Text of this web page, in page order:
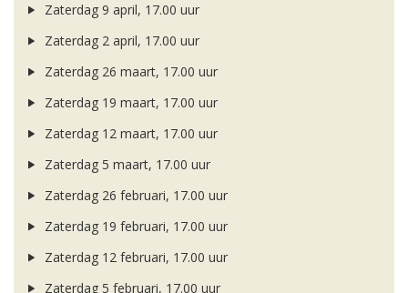
Zaterdag 9 april, 17.00 uur
Zaterdag 2 april, 17.00 uur
Zaterdag 26 maart, 17.00 uur
Zaterdag 19 maart, 17.00 uur
Zaterdag 12 maart, 17.00 uur
Zaterdag 5 maart, 17.00 uur
Zaterdag 26 februari, 17.00 uur
Zaterdag 19 februari, 17.00 uur
Zaterdag 12 februari, 17.00 uur
Zaterdag 5 februari, 17.00 uur